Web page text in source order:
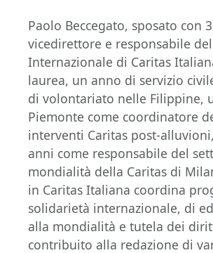
Paolo Beccegato, sposato con
vicedirettore e responsabile
Internazionale di Caritas
laurea, un anno di servizio
di volontariato nelle Filippine,
Piemonte come coordinatore
interventi Caritas post-
anni come responsabile del
mondialità della Caritas di
in Caritas Italiana coordina
solidarietà internazionale, di
alla mondialità e tutela dei
contribuito alla redazione di